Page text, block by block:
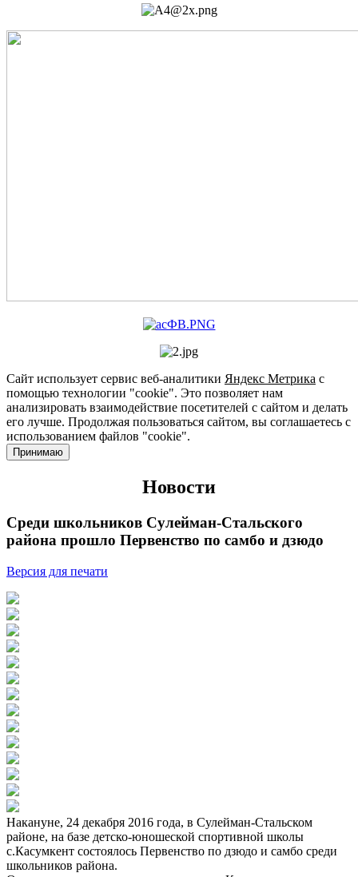
Сайт использует сервис веб-аналитики Яндекс Метрика с
помощью технологии "cookie". Это позволяет нам
анализировать взаимодействие посетителей с сайтом и делать
его лучше. Продолжая пользоваться сайтом, вы соглашаетесь с
использованием файлов "cookie".
Принимаю
Новости
Среди школьников Сулейман-Стальского
района прошло Первенство по самбо и дзюдо
Версия для печати
Накануне, 24 декабря 2016 года, в Сулейман-Стальском
районе, на базе детско-юношеской спортивной школы
с.Касумкент состоялось Первенство по дзюдо и самбо среди
школьников района.